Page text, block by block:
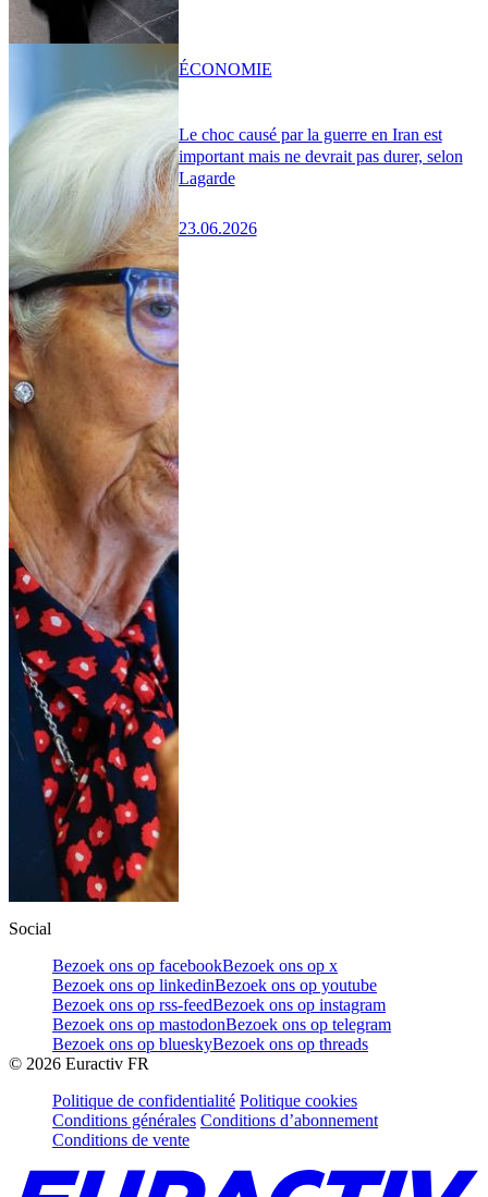
Le choc causé par la guerre en Iran est
important mais ne devrait pas durer, selon
Lagarde
23.06.2026
ÉCONOMIE
Social
Bezoek ons op facebookBezoek ons op x
Bezoek ons op linkedinBezoek ons op youtube
Bezoek ons op rss-feedBezoek ons op instagram
Bezoek ons op mastodonBezoek ons op telegram
Bezoek ons op blueskyBezoek ons op threads
© 2026 Euractiv FR
Politique de confidentialité Politique cookies
Conditions générales Conditions d’abonnement
Conditions de vente